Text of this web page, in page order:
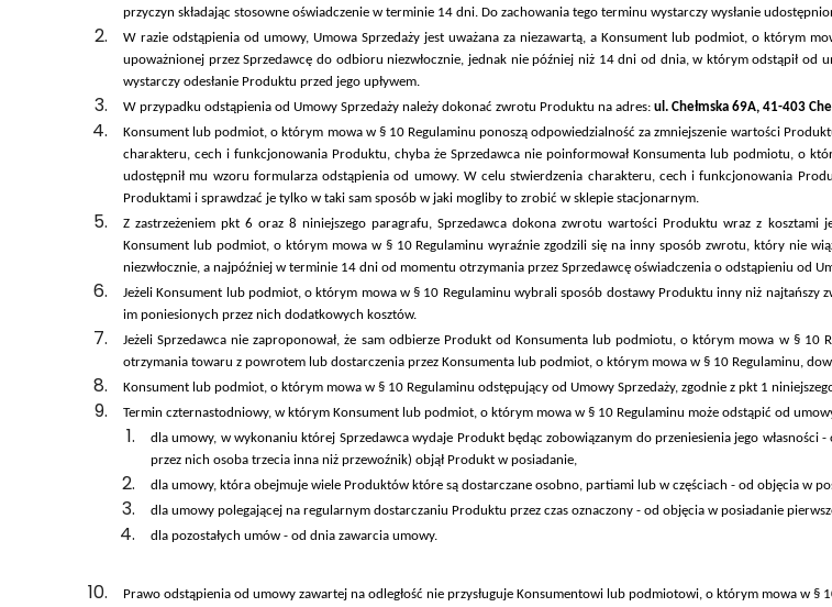
przyczyn składając stosowne oświadczenie w terminie 14 dni. Do zachowania tego terminu wystarczy wysłanie
W razie odstąpienia od umowy, Umowa Sprzedaży jest uważana za niezawartą, a Konsument lub podmiot, o którym
upoważnionej przez Sprzedawcę do odbioru niezwłocznie, jednak nie później niż 14 dni od dnia, w którym odstąpił od
wystarczy odesłanie Produktu przed jego upływem.
W przypadku odstąpienia od Umowy Sprzedaży należy dokonać zwrotu Produktu na adres: ul. Chełmska 69A, 41-403
Konsument lub podmiot, o którym mowa w § 10 Regulaminu ponoszą odpowiedzialność za zmniejszenie wartości
charakteru, cech i funkcjonowania Produktu, chyba że Sprzedawca nie poinformował Konsumenta lub podmiotu, o
udostępnił mu wzoru formularza odstąpienia od umowy. W celu stwierdzenia charakteru, cech i funkcjonowania
Produktami i sprawdzać je tylko w taki sam sposób w jaki mogliby to zrobić w sklepie stacjonarnym.
Z zastrzeżeniem pkt 6 oraz 8 niniejszego paragrafu, Sprzedawca dokona zwrotu wartości Produktu wraz z kosztami
Konsument lub podmiot, o którym mowa w § 10 Regulaminu wyraźnie zgodzili się na inny sposób zwrotu, który nie
niezwłocznie, a najpóźniej w terminie 14 dni od momentu otrzymania przez Sprzedawcę oświadczenia o odstąpieniu od
Jeżeli Konsument lub podmiot, o którym mowa w § 10 Regulaminu wybrali sposób dostawy Produktu inny niż najtańszy
im poniesionych przez nich dodatkowych kosztów.
Jeżeli Sprzedawca nie zaproponował, że sam odbierze Produkt od Konsumenta lub podmiotu, o którym mowa w §
otrzymania towaru z powrotem lub dostarczenia przez Konsumenta lub podmiot, o którym mowa w § 10 Regulaminu,
Konsument lub podmiot, o którym mowa w § 10 Regulaminu odstępujący od Umowy Sprzedaży, zgodnie z pkt 1
Termin czternastodniowy, w którym Konsument lub podmiot, o którym mowa w § 10 Regulaminu może odstąpić od
dla umowy, w wykonaniu której Sprzedawca wydaje Produkt będąc zobowiązanym do przeniesienia jego
przez nich osoba trzecia inna niż przewoźnik) objął Produkt w posiadanie,
dla umowy, która obejmuje wiele Produktów które są dostarczane osobno, partiami lub w częściach - od objęcia w
dla umowy polegającej na regularnym dostarczaniu Produktu przez czas oznaczony - od objęcia w posiadanie
dla pozostałych umów - od dnia zawarcia umowy.
Prawo odstąpienia od umowy zawartej na odległość nie przysługuje Konsumentowi lub podmiotowi, o którym mowa w §